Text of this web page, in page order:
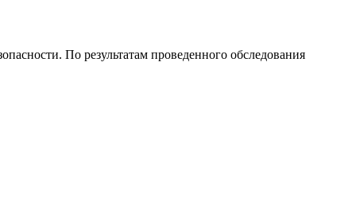
По результатам проведенного обследования